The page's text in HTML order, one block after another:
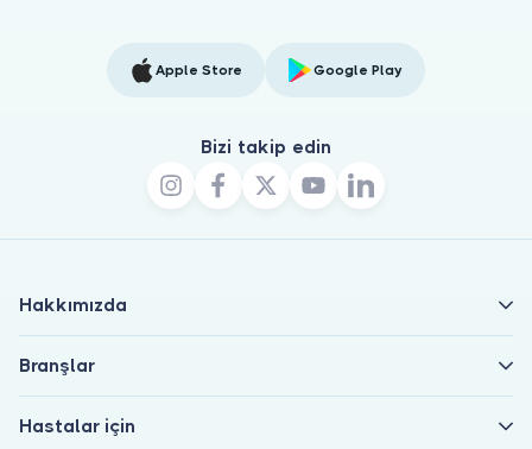
Apple Store Google Play
Bizi takip edin
Hakkımızda
Branşlar
Hastalar için